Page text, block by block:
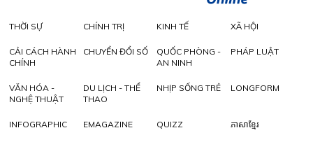
THỜI SỰ CHÍNH TRỊ KINH TẾ XÃ HỘI
CẢI CÁCH HÀNH
CHÍNH
CHUYỂN ĐỔI SỐ
QUỐC PHÒNG -
AN NINH
PHÁP LUẬT
VĂN HÓA -
NGHỆ THUẬT
DU LỊCH - THỂ
THAO
NHỊP SỐNG TRẺ LONGFORM
INFOGRAPHIC EMAGAZINE QUIZZ ភាសាខ្មែរ